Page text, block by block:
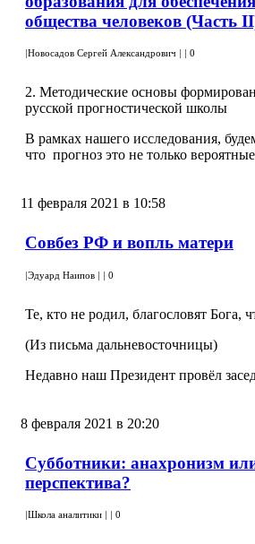
общества человеков (Часть
Новосадов Сергей Александрович 0
2. Методические основы
русской прогностической школы
В рамках нашего исследования,
что прогноз это не только
11 февраля 2021 в 10:58
Совбез РФ и вопль матери
|Эдуард Наипов | | 0
Те, кто не родил, благословят Бога,
(Из письма дальневосточницы)
Недавно наш Президент провёл
8 февраля 2021 в 20:20
Субботники: анахронизм
перспектива?
Школа аналитики 0